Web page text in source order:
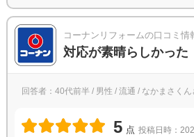
コーナンリフォームの口コミ情
対応が素晴らしかった
回答者：40代前半 / 男性 / 流通 / なかまさくん
5 点 投稿日時：